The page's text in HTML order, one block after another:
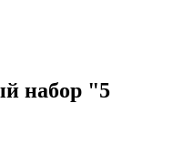
набор "5